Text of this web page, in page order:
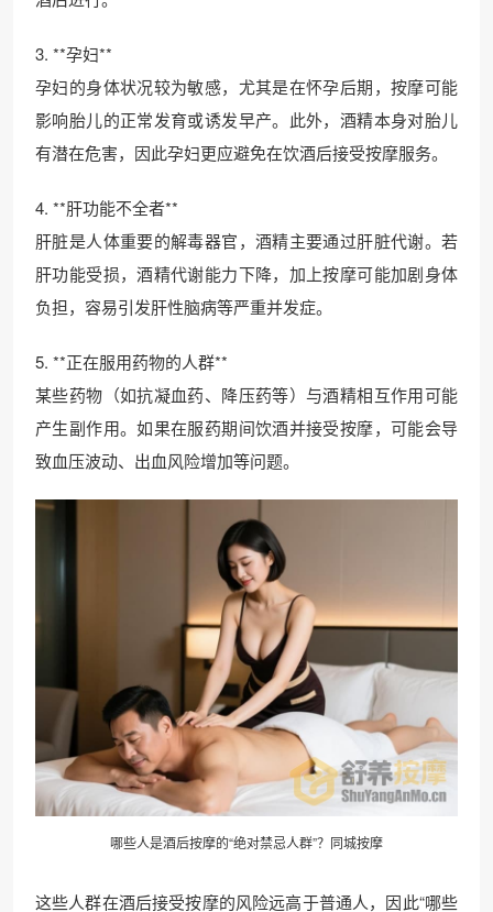
3. **孕妇**
孕妇的身体状况较为敏感，尤其是在怀孕后期，按摩可能
影响胎儿的正常发育或诱发早产。此外，酒精本身对胎儿
有潜在危害，因此孕妇更应避免在饮酒后接受按摩服务。
4. **肝功能不全者**
肝脏是人体重要的解毒器官，酒精主要通过肝脏代谢。若
肝功能受损，酒精代谢能力下降，加上按摩可能加剧身体
负担，容易引发肝性脑病等严重并发症。
5. **正在服用药物的人群**
某些药物（如抗凝血药、降压药等）与酒精相互作用可能
产生副作用。如果在服药期间饮酒并接受按摩，可能会导
致血压波动、出血风险增加等问题。
哪些人是酒后按摩的“绝对禁忌人群”？同城按摩
这些人群在酒后接受按摩的风险远高于普通人，因此“哪些